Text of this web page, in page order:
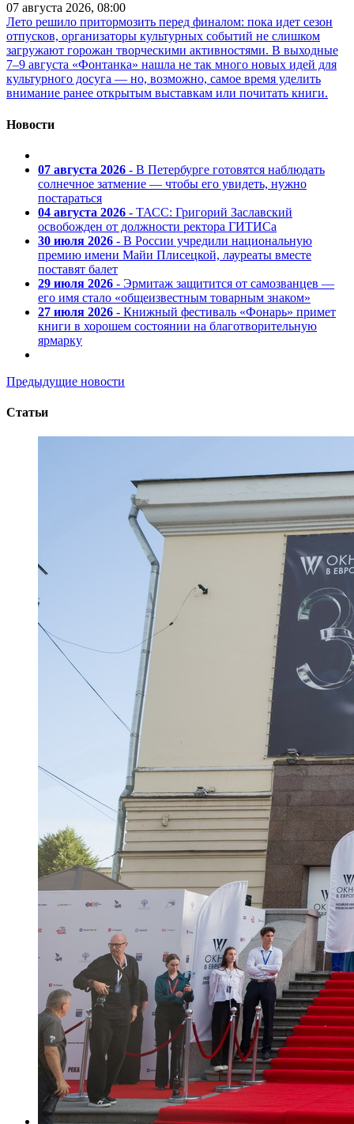
07 августа 2026, 08:00
Лето решило притормозить перед финалом: пока идет сезон
отпусков, организаторы культурных событий не слишком
загружают горожан творческими активностями. В выходные
7–9 августа «Фонтанка» нашла не так много новых идей для
культурного досуга — но, возможно, самое время уделить
внимание ранее открытым выставкам или почитать книги.
Новости
07 августа 2026 - В Петербурге готовятся наблюдать
солнечное затмение — чтобы его увидеть, нужно
постараться
04 августа 2026 - ТАСС: Григорий Заславский
освобожден от должности ректора ГИТИСа
30 июля 2026 - В России учредили национальную
премию имени Майи Плисецкой, лауреаты вместе
поставят балет
29 июля 2026 - Эрмитаж защитится от самозванцев —
его имя стало «общеизвестным товарным знаком»
27 июля 2026 - Книжный фестиваль «Фонарь» примет
книги в хорошем состоянии на благотворительную
ярмарку
Предыдущие новости
Статьи